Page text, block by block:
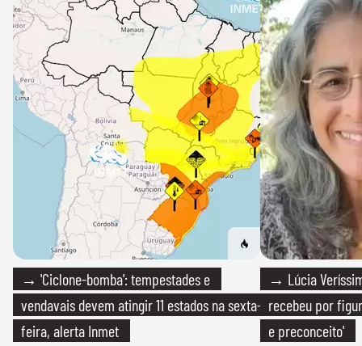
→ 'Ciclone-bomba': tempestades e
vendavais devem atingir 11 estados na sexta-
feira, alerta Inmet
→ Lúcia
recebeu por
e preconceito'